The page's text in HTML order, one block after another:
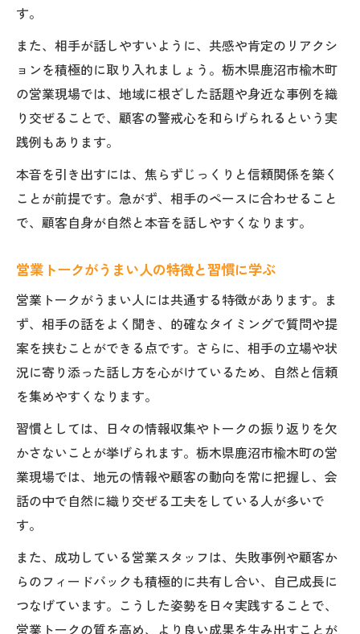
す。
また、相手が話しやすいように、共感や肯定のリアクシ
ョンを積極的に取り入れましょう。栃木県鹿沼市楡木町
の営業現場では、地域に根ざした話題や身近な事例を織
り交ぜることで、顧客の警戒心を和らげられるという実
践例もあります。
本音を引き出すには、焦らずじっくりと信頼関係を築く
ことが前提です。急がず、相手のペースに合わせること
で、顧客自身が自然と本音を話しやすくなります。
営業トークがうまい人の特徴と習慣に学ぶ
営業トークがうまい人には共通する特徴があります。ま
ず、相手の話をよく聞き、的確なタイミングで質問や提
案を挟むことができる点です。さらに、相手の立場や状
況に寄り添った話し方を心がけているため、自然と信頼
を集めやすくなります。
習慣としては、日々の情報収集やトークの振り返りを欠
かさないことが挙げられます。栃木県鹿沼市楡木町の営
業現場では、地元の情報や顧客の動向を常に把握し、会
話の中で自然に織り交ぜる工夫をしている人が多いで
す。
また、成功している営業スタッフは、失敗事例や顧客か
らのフィードバックも積極的に共有し合い、自己成長に
つなげています。こうした姿勢を日々実践することで、
営業トークの質を高め、より良い成果を生み出すことが